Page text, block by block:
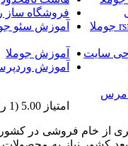
فروشگاه ساز
آموزش سئو
سایت
آموزش جوملا
آموزش
امتیاز 5.00 (1 رای)
خام فروشی در کشور